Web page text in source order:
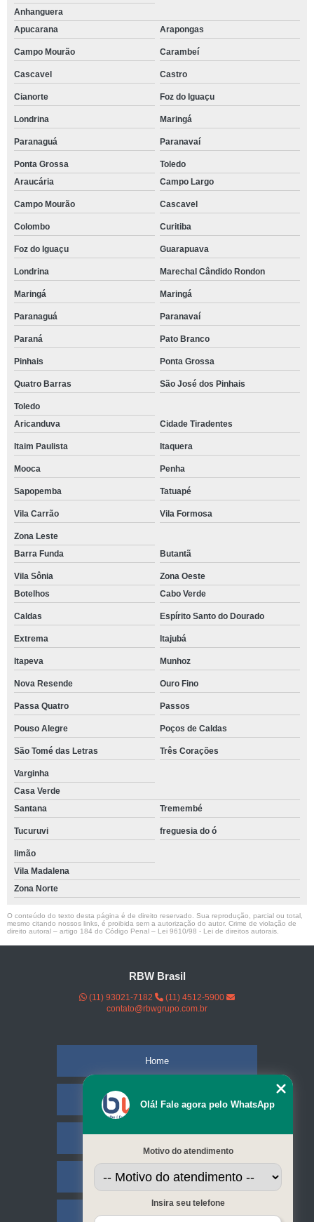
Anhanguera
Apucarana
Arapongas
Campo Mourão Carambeí
Cascavel Castro
Cianorte Foz do Iguaçu
Londrina Maringá
Paranaguá Paranavaí
Ponta Grossa
Toledo
Araucária
Campo Largo
Campo Mourão Cascavel
Colombo Curitiba
Foz do Iguaçu Guarapuava
Londrina Marechal Cândido Rondon
Maringá Maringá
Paranaguá Paranavaí
Paraná Pato Branco
Pinhais Ponta Grossa
Quatro Barras São José dos Pinhais
Toledo
Aricanduva
Cidade Tiradentes
Itaim Paulista Itaquera
Mooca Penha
Sapopemba Tatuapé
Vila Carrão Vila Formosa
Zona Leste
Barra Funda
Butantã
Vila Sônia
Zona Oeste
Botelhos
Cabo Verde
Caldas Espírito Santo do Dourado
Extrema Itajubá
Itapeva Munhoz
Nova Resende Ouro Fino
Passa Quatro Passos
Pouso Alegre Poços de Caldas
São Tomé das Letras Três Corações
Varginha
Casa Verde
Santana
Tremembé
Tucuruvi freguesia do ó
limão
Vila Madalena
Zona Norte
O conteúdo do texto desta página é de direito reservado. Sua reprodução, parcial ou total,
mesmo citando nossos links, é proibida sem a autorização do autor. Crime de violação de
direito autoral – artigo 184 do Código Penal – Lei 9610/98 - Lei de direitos autorais
RBW Brasil
(11) 93021-7182
(11) 4512-5900
contato@rbwgrupo.com.br
Home
Empresa
Serviços
Contato
Olá! Fale agora pelo WhatsApp
Motivo do atendimento
Insira seu telefone